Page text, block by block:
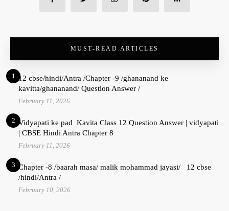
MUST-READ ARTICLES
1 12 cbse/hindi/Antra /Chapter -9 /ghananand ke
kavitta/ghananand/ Question Answer /
February 11, 2026
2 Vidyapati ke pad Kavita Class 12 Question Answer | vidyapati
| CBSE Hindi Antra Chapter 8
February 11, 2026
3 Chapter -8 /baarah masa/ malik mohammad jayasi/ 12 cbse
/hindi/Antra /
February 10, 2026